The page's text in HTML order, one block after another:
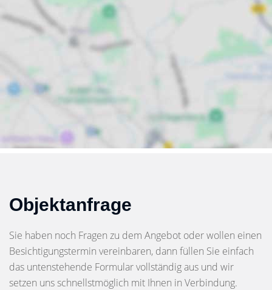
Objektanfrage
Sie haben noch Fragen zu dem Angebot oder wollen einen
Besichtigungstermin vereinbaren, dann füllen Sie einfach
das untenstehende Formular vollständig aus und wir
setzen uns schnellstmöglich mit Ihnen in Verbindung.